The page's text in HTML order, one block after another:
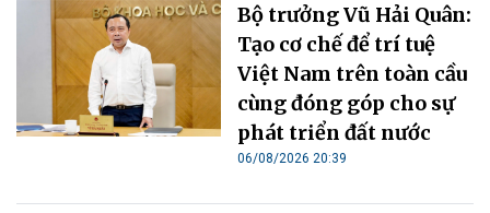
Bộ trưởng Vũ Hải Quân:
Tạo cơ chế để trí tuệ
Việt Nam trên toàn cầu
cùng đóng góp cho sự
phát triển đất nước
06/08/2026 20:39